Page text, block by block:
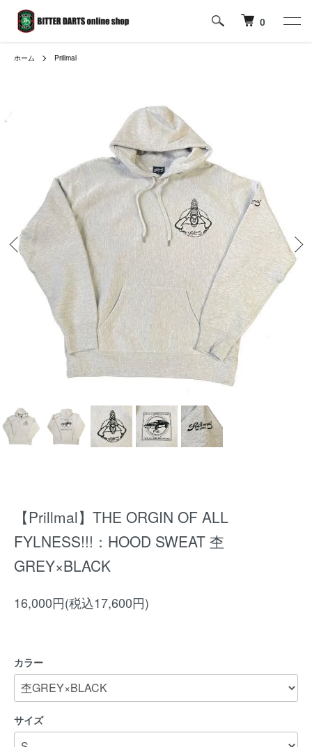
0
ホーム Prillmal
【Prillmal】THE ORGIN OF ALL
FYLNESS!!!：HOOD SWEAT 杢
GREY×BLACK
16,000円(税込17,600円)
カラー
サイズ